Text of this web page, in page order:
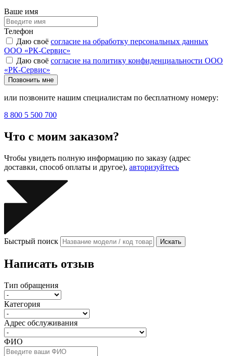
Ваше имя
Телефон
Даю своё согласие на обработку персональных данных
ООО «РК-Сервис»
Даю своё согласие на политику конфиденциальности ООО
«РК-Сервис»
Позвонить мне
или позвоните нашим специалистам по бесплатному номеру:
8 800 5 500 700
Что с моим заказом?
Чтобы увидеть полную информацию по заказу (адрес
доставки, способ оплаты и другое), авторизуйтесь
Быстрый поиск Искать
Написать отзыв
Тип обращения
Категория
Адрес обслуживания
ФИО